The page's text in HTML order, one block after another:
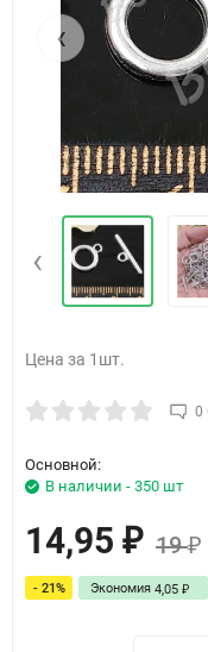
‹
‹
Цена за 1шт.
0
Основной:
В наличии - 350 шт
14,95 ₽ 19₽
- 21% Экономия 4,05 ₽